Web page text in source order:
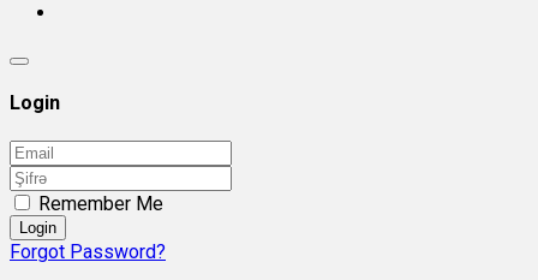
Login
Remember Me
Login
Forgot Password?